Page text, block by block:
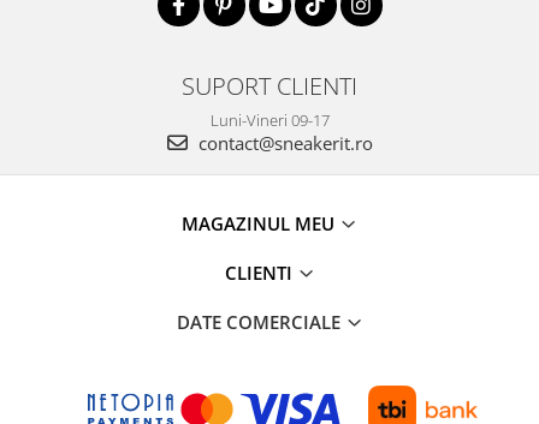
SUPORT CLIENTI
Luni-Vineri 09-17
contact@sneakerit.ro
MAGAZINUL MEU
CLIENTI
DATE COMERCIALE